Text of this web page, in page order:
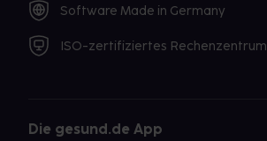
Software Made in Germany
ISO-zertifiziertes Rechenzentrum
Die gesund.de App